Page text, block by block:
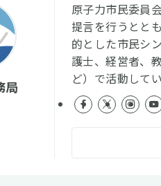
局
原子力市民委員
提言を行うとと
的とした市民シ
護士、経営者、
ど）で活動して